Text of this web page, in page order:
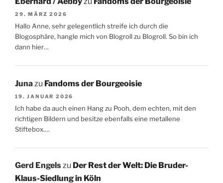
29. MÄRZ 2026
Hallo Anne, sehr gelegentlich streife ich durch die
Blogosphäre, hangle mich von Blogroll zu Blogroll. So bin ich
dann hier…
Juna zu Fandoms der Bourgeoisie
19. JANUAR 2026
Ich habe da auch einen Hang zu Pooh, dem echten, mit den
richtigen Bildern und besitze ebenfalls eine metallene
Stiftebox.…
Gerd Engelszu Der Rest der Welt: Die Bruder-
Klaus-Siedlung in Köln